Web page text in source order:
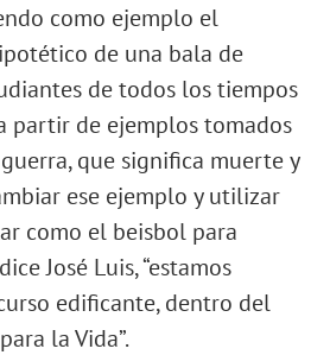
como ejemplo el
de una bala de
de todos los tiempos
partir de ejemplos tomados
que significa muerte y
ese ejemplo y utilizar
como el beisbol para
José Luis, “estamos
edificante, dentro del
la Vida”.